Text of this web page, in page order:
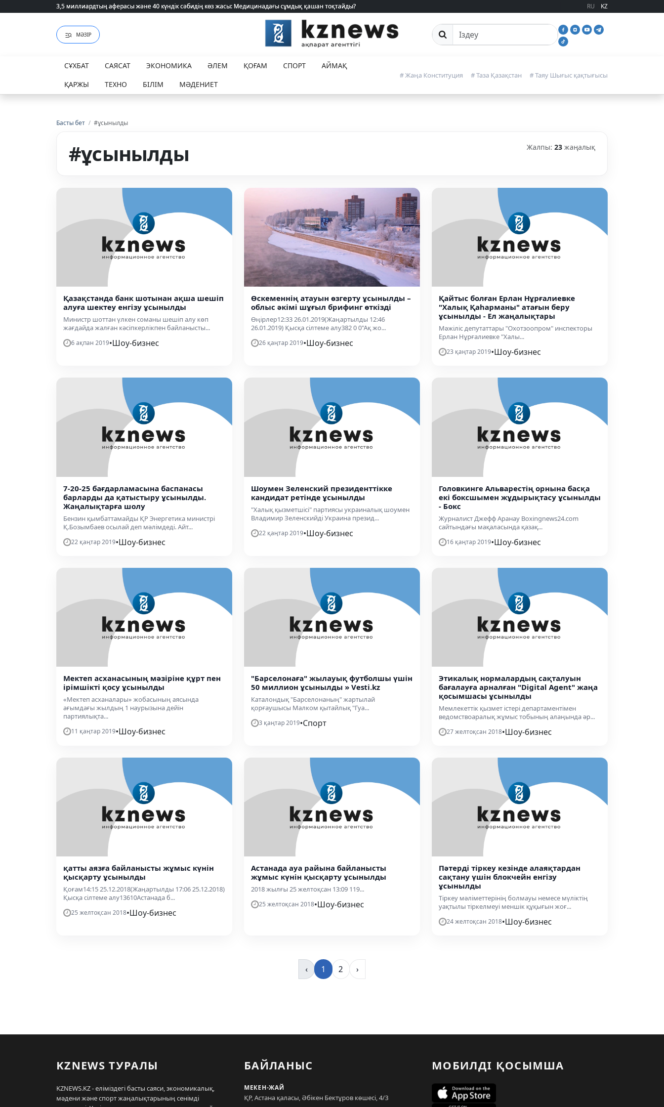
3,5 миллиардтың аферасы және 40 күндік сәбидің көз жасы: Медицинадағы сұмдық қашан тоқтайды?
3,5 миллиардтың аферасы және 40 күндік сәбидің көз жасы: Медицинадағы сұмдық қашан тоқтайды? RU KZ
МӘЗІР Сайттан іздеу
СҰХБАТ САЯСАТ ЭКОНОМИКА ӘЛЕМ ҚОҒАМ СПОРТ
АЙМАҚ
ҚАРЖЫ
ТЕХНО БІЛІМ МӘДЕНИЕТ
# Жаңа Конституция # Таза Қазақстан # Таяу Шығыс қақтығысы
Басты бет / #ұсынылды
#ұсынылды Жалпы: 23 жаңалық
Қазақстанда банк шотынан ақша шешіп
алуға шектеу енгізу ұсынылды
Министр шоттан үлкен соманы шешіп алу көп
жағдайда жалған кәсіпкерлікпен байланысты...
6 ақпан 2019•Шоу-бизнес
Өскеменнің атауын өзгерту ұсынылды –
облыс әкімі шұғыл брифинг өткізді
Өңірлер12:33 26.01.2019(Жаңартылды 12:46
26.01.2019) Қысқа сілтеме алу382 0 0"Ақ жо...
26 қаңтар 2019•Шоу-бизнес
Қайтыс болған Ерлан Нұрғалиевке
"Халық Қаһарманы" атағын беру
ұсынылды - Ел жаңалықтары
Мәжіліс депутаттары "Охотзоопром" инспекторы
Ерлан Нұрғалиевке "Халы...
23 қаңтар 2019•Шоу-бизнес
7-20-25 бағдарламасына баспанасы
барларды да қатыстыру ұсынылды.
Жаңалықтарға шолу
Бензин қымбаттамайды ҚР Энергетика министрі
Қ.Бозымбаев осылай деп мәлімдеді. Айт...
22 қаңтар 2019•Шоу-бизнес
Шоумен Зеленский президенттікке
кандидат ретінде ұсынылды
"Халық қызметшісі" партиясы украиналық шоумен
Владимир Зеленскийді Украина презид...
22 қаңтар 2019•Шоу-бизнес
Головкинге Альварестің орнына басқа
екі боксшымен жұдырықтасу ұсынылды
- Бокс
Журналист Джефф Аранау Boxingnews24.com
сайтындағы мақаласында қазақ...
16 қаңтар 2019•Шоу-бизнес
Мектеп асханасының мәзіріне құрт пен
ірімшікті қосу ұсынылды
«Мектеп асханалары» жобасының аясында
ағымдағы жылдың 1 наурызына дейін
партиялықта...
11 қаңтар 2019•Шоу-бизнес
"Барселонаға" жылауық футболшы үшін
50 миллион ұсынылды » Vesti.kz
Каталондық "Барселонаның" жартылай
қорғаушысы Малком қытайлық "Гуа...
3 қаңтар 2019•Спорт
Этикалық нормалардың сақталуын
бағалауға арналған "Digital Agent" жаңа
қосымшасы ұсынылды
Мемлекеттік қызмет істері департаментімен
ведомствоаралық жұмыс тобының алаңында әр...
27 желтоқсан 2018•Шоу-бизнес
қатты аязға байланысты жұмыс күнін
қысқарту ұсынылды
Қоғам14:15 25.12.2018(Жаңартылды 17:06 25.12.2018)
Қысқа сілтеме алу13610Астанада б...
25 желтоқсан 2018•Шоу-бизнес
Астанада ауа райына байланысты
жұмыс күнін қысқарту ұсынылды
2018 жылғы 25 желтоқсан 13:09 119...
25 желтоқсан 2018•Шоу-бизнес
Пәтерді тіркеу кезінде алаяқтардан
сақтану үшін блокчейн енгізу
ұсынылды
Тіркеу мәліметтерінің болмауы немесе мүліктің
уақтылы тіркелмеуі меншік құқығын жоғ...
24 желтоқсан 2018•Шоу-бизнес
‹ 1 2 ›
KZNEWS ТУРАЛЫ
KZNEWS.KZ - еліміздегі басты саяси, экономикалық,
мәдени және спорт жаңалықтарының сенімді
БАЙЛАНЫС
МЕКЕН-ЖАЙ
ҚР, Астана қаласы, Әбікен Бектұров көшесі, 4/3
МОБИЛДІ ҚОСЫМША